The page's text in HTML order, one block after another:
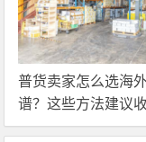
普货卖家怎么选海
谱？这些方法建议收